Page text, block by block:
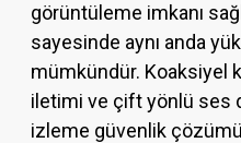
görüntüleme imkanı
sayesinde aynı anda
mümkündür. Koaksiyel
iletimi ve çift yönlü ses
izleme güvenlik